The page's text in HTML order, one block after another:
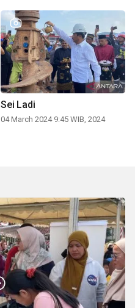
Sei Ladi
04 March 2024 9:45 WIB, 2024